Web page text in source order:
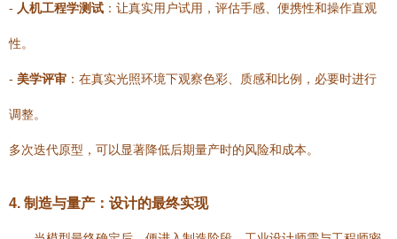
- 人机工程学测试 ：让真实用户试用，评估手感、便携性和操作直观
性。
- 美学评审 ：在真实光照环境下观察色彩、质感和比例，必要时进行
调整。
多次迭代原型，可以显著降低后期量产时的风险和成本。
4. 制造与量产：设计的最终实现